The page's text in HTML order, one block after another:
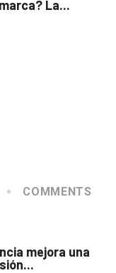
COMMENTS
mejora una